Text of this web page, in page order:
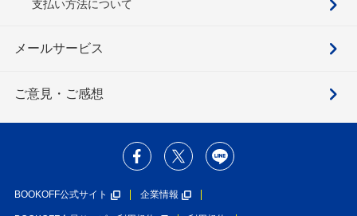
支払い方法について
メールサービス
ご意見・ご感想
BOOKOFF公式サイト 企業情報